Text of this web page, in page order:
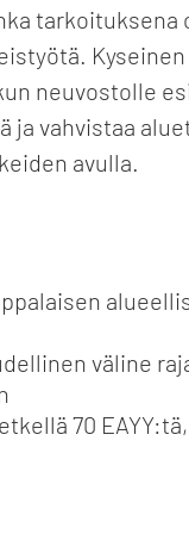
tarkoituksena
neuvostolle
ja vahvistaa
avulla.
väline
70